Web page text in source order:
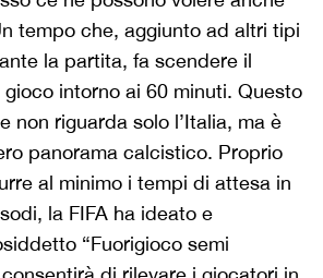
tempo che, aggiunto ad altri tipi
la partita, fa scendere il
gioco intorno ai 60 minuti. Questo
non riguarda solo l’Italia, ma è
panorama calcistico. Proprio
al minimo i tempi di attesa in
la FIFA ha ideato e
“Fuorigioco semi